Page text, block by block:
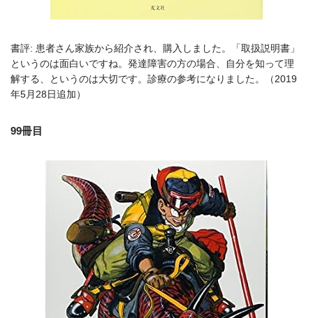
書評: 患者さん家族から紹介され、購入しました。「取扱説明書」
というのは面白いですね。発達障害の方の場合、自分を知って理
解する、というのは大切です。診療の参考になりました。（2019
年5月28日追加）
99冊目